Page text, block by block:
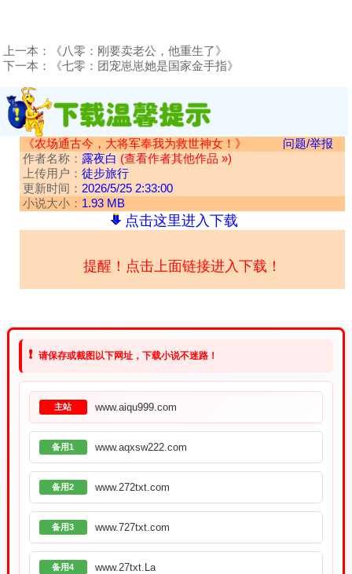
上一本：
《八零：刚要卖老公，他重生了》
下一本：
《七零：团宠崽崽她是国家金手指》
《农场通古今，大将军奉我为救世神女！》
问题/举报
作者名称： 露夜白 (查看作者其他作品 »)
上传用户： 徒步旅行
更新时间： 2026/5/25 2:33:00
小说大小： 1.93 MB
点击这里进入下载
提醒！点击上面链接进入下载！
❗ 请保存或截图以下网址，下载小说不迷路！
主站 www.aiqu999.com
备用1 www.aqxsw222.com
备用2 www.272txt.com
备用3 www.727txt.com
备用4 www.27txt.La